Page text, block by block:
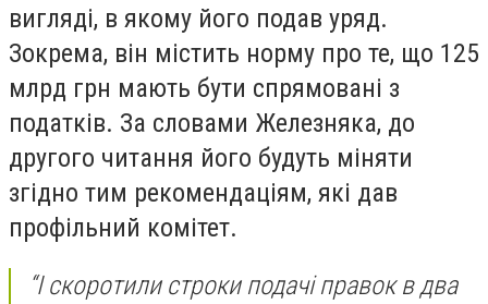
вигляді, в якому його подав уряд.
Зокрема, він містить норму про те, що 125
млрд грн мають бути спрямовані з
податків. За словами Железняка, до
другого читання його будуть міняти
згідно тим рекомендаціям, які дав
профільний комітет.
“І скоротили строки подачі правок в два